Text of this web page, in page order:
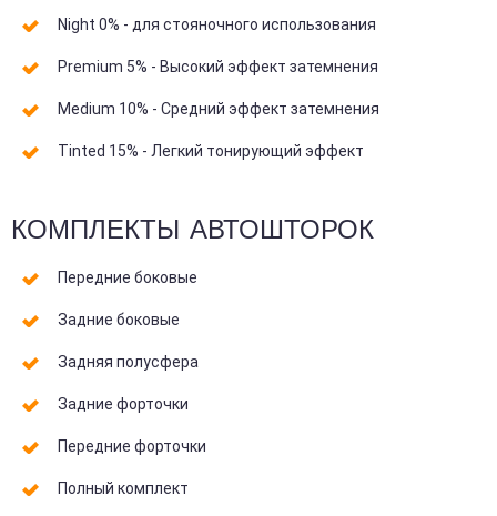
Night 0% - для стояночного использования
Premium 5% - Высокий эффект затемнения
Medium 10% - Средний эффект затемнения
Tinted 15% - Легкий тонирующий эффект
КОМПЛЕКТЫ АВТОШТОРОК
Передние боковые
Задние боковые
Задняя полусфера
Задние форточки
Передние форточки
Полный комплект